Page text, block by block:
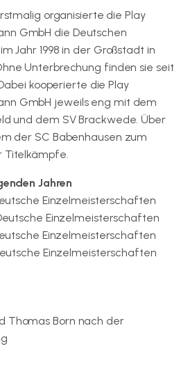
organisierte die Play
GmbH die Deutschen
Jahr 1998 in der Großstadt in
Unterbrechung finden sie seit
kooperierte die Play
GmbH jeweils eng mit dem
und dem SV Brackwede. Über
der SC Babenhausen zum
Titelkämpfe.
Jahren
Einzelmeisterschaften
Einzelmeisterschaften
Einzelmeisterschaften
Einzelmeisterschaften